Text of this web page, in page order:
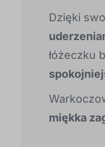
Dzięki
łóżeczku
miękka